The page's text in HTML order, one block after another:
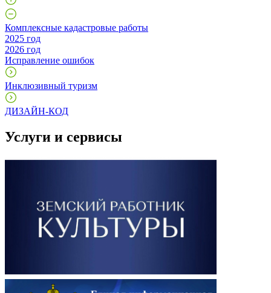
Комплексные кадастровые работы
2025 год
2026 год
Исправление ошибок
Инклюзивный туризм
ДИЗАЙН-КОД
Услуги и сервисы